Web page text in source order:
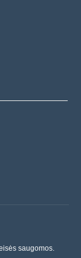
saugomos.